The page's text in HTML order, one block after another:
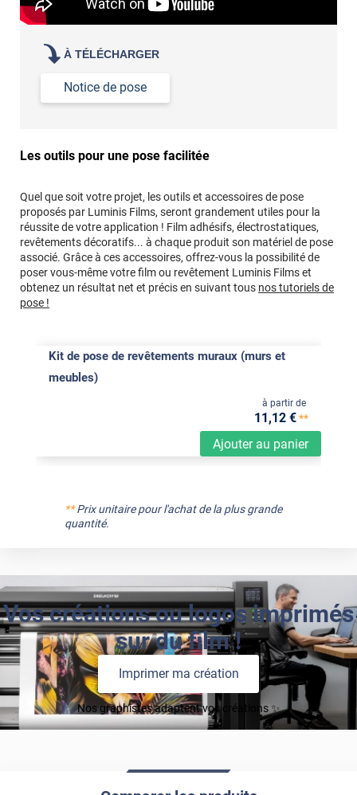
À TÉLÉCHARGER
Notice de pose
Les outils pour une pose facilitée
Quel que soit votre projet, les outils et accessoires de pose
proposés par Luminis Films, seront grandement utiles pour la
réussite de votre application ! Film adhésifs, électrostatiques,
revêtements décoratifs... à chaque produit son matériel de pose
associé. Grâce à ces accessoires, offrez-vous la possibilité de
poser vous-même votre film ou revêtement Luminis Films et
obtenez un résultat net et précis en suivant tous nos tutoriels de
pose !
Kit de pose de revêtements muraux (murs et
meubles)
Ajouter au panier
à partir de
11 ,12 €**
**Prix unitaire pour l'achat de la plus grande
quantité.
Vos créations ou logos imprimés
sur du film !
Imprimer ma création
Nos graphistes adaptent vos créations ✨